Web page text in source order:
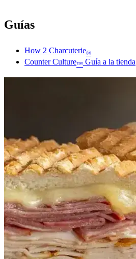
Guías
How 2 Charcuterie®
Counter Culture™ Guía a la tienda